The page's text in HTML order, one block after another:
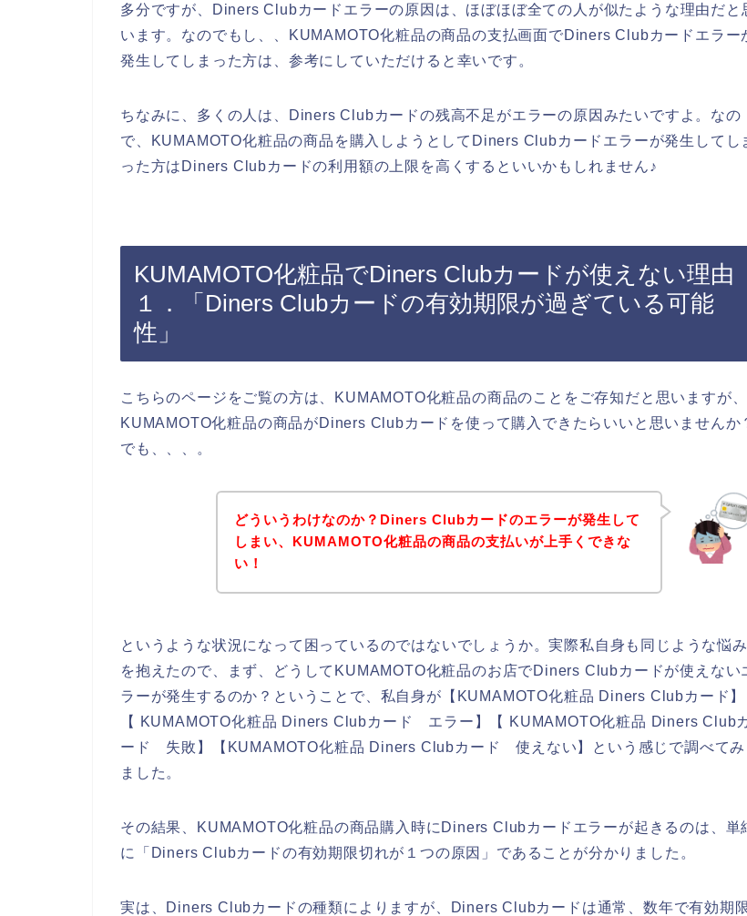
多分ですが、Diners Clubカードエラーの原因は、ほぼほぼ全ての人が似たような理由だと
います。なのでもし、、KUMAMOTO化粧品の商品の支払画面でDiners Clubカードエラー
発生してしまった方は、参考にしていただけると幸いです。
ちなみに、多くの人は、Diners Clubカードの残高不足がエラーの原因みたいですよ。なの
で、KUMAMOTO化粧品の商品を購入しようとしてDiners Clubカードエラーが発生してし
った方はDiners Clubカードの利用額の上限を高くするといいかもしれません♪
KUMAMOTO化粧品でDiners Clubカードが使えない理由
１．「Diners Clubカードの有効期限が過ぎている可能
性」
こちらのページをご覧の方は、KUMAMOTO化粧品の商品のことをご存知だと思いますが、
KUMAMOTO化粧品の商品がDiners Clubカードを使って購入できたらいいと思いませんか
でも、、、。
どういうわけなのか？Diners Clubカードのエラーが発生して
しまい、KUMAMOTO化粧品の商品の支払いが上手くできな
い！
というような状況になって困っているのではないでしょうか。実際私自身も同じような悩み
を抱えたので、まず、どうしてKUMAMOTO化粧品のお店でDiners Clubカードが使えない
ラーが発生するのか？ということで、私自身が【KUMAMOTO化粧品 Diners Clubカード】
【 KUMAMOTO化粧品 Diners Clubカード エラー】【 KUMAMOTO化粧品 Diners Club
ード 失敗】【KUMAMOTO化粧品 Diners Clubカード 使えない】という感じで調べてみ
ました。
その結果、KUMAMOTO化粧品の商品購入時にDiners Clubカードエラーが起きるのは、単
に「Diners Clubカードの有効期限切れが１つの原因」であることが分かりました。
実は、Diners Clubカードの種類によりますが、Diners Clubカードは通常、数年で有効期